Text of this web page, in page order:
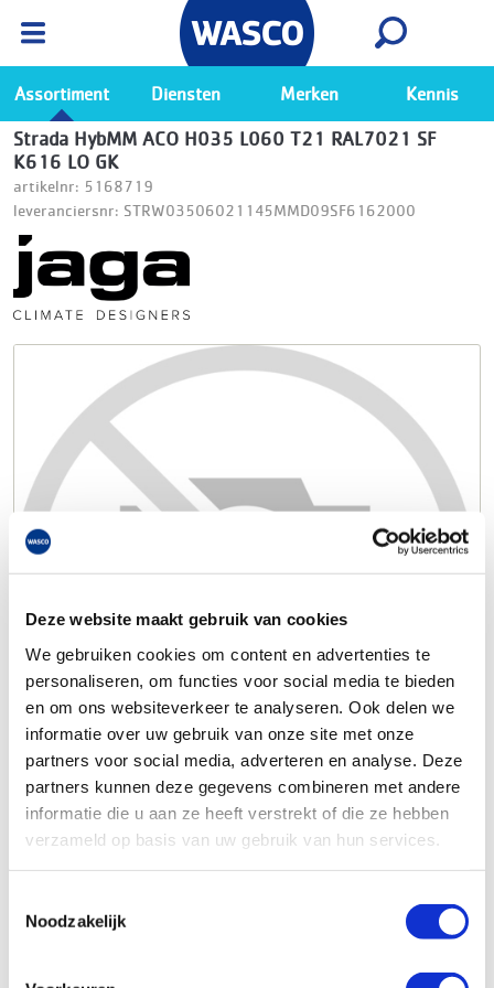
Deze website maakt gebruik van cookies
We gebruiken cookies om content en advertenties te
personaliseren, om functies voor social media te bieden
en om ons websiteverkeer te analyseren. Ook delen we
informatie over uw gebruik van onze site met onze
partners voor social media, adverteren en analyse. Deze
partners kunnen deze gegevens combineren met andere
informatie die u aan ze heeft verstrekt of die ze hebben
verzameld op basis van uw gebruik van hun services.
Noodzakelijk
Ga naar de Wasco app
Bekijk
Assortiment Diensten Merken Kennis
Strada HybMM ACO H035 L060 T21 RAL7021 SF
K616 LO GK
artikelnr: 5168719
leveranciersnr: STRW03506021145MMD09SF6162000